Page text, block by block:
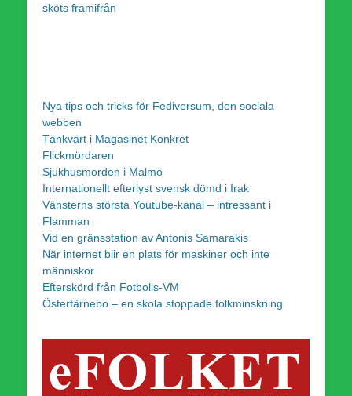
sköts framifrån
Nya tips och tricks för Fediversum, den sociala
webben
Tänkvärt i Magasinet Konkret
Flickmördaren
Sjukhusmorden i Malmö
Internationellt efterlyst svensk dömd i Irak
Vänsterns största Youtube-kanal – intressant i
Flamman
Vid en gränsstation av Antonis Samarakis
När internet blir en plats för maskiner och inte
människor
Efterskörd från Fotbolls-VM
Österfärnebo – en skola stoppade folkminskning